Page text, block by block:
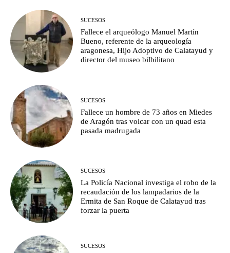
SUCESOS
Fallece el arqueólogo Manuel Martín
Bueno, referente de la arqueología
aragonesa, Hijo Adoptivo de Calatayud y
director del museo bilbilitano
SUCESOS
Fallece un hombre de 73 años en Miedes
de Aragón tras volcar con un quad esta
pasada madrugada
SUCESOS
La Policía Nacional investiga el robo de la
recaudación de los lampadarios de la
Ermita de San Roque de Calatayud tras
forzar la puerta
SUCESOS